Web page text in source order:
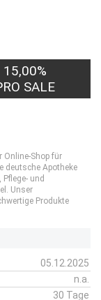
15,00%
SALE
Online-Shop für
deutsche Apotheke
und
Unser
Produkte
05.12.2025
n.a.
30 Tage